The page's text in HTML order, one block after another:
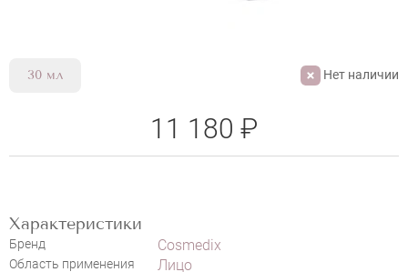
30 мл Нет наличии
Характеристики
Бренд Cosmedix
Область применения Лицо
11 180 ₽